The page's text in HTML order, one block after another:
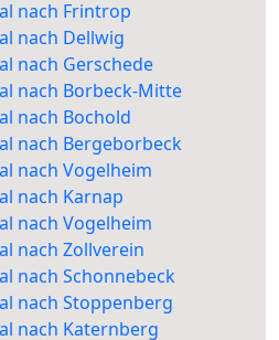
nach Frintrop
nach Dellwig
nach Gerschede
nach Borbeck-Mitte
nach Bochold
nach Bergeborbeck
nach Vogelheim
nach Karnap
nach Vogelheim
nach Zollverein
nach Schonnebeck
nach Stoppenberg
nach Katernberg